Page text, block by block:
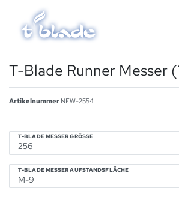
T-Blade Runner Messer
Artikelnummer NEW-2554
T-BLADE MESSER GRÖSSE
T-BLADE MESSER AUFSTANDSFLÄCHE